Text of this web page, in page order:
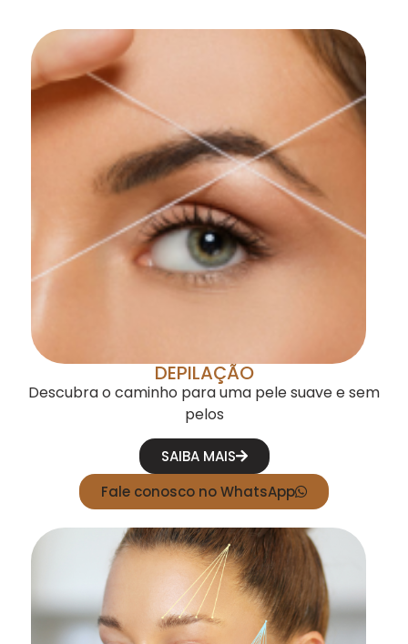
DEPILAÇÃO
Descubra o caminho para uma pele suave e sem
pelos
SAIBA MAIS
Fale conosco no WhatsApp